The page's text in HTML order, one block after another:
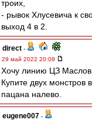
троих,
- рывок Хлусевича к
выход 4 в 2.
direct -
29 май 2022 20:08
Хочу линию ЦЗ
Купите двух монстров
пацана налево.
eugene007 -